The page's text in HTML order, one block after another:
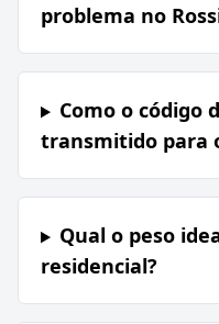
problema no
Como o código
transmitido para
Qual o peso
residencial?